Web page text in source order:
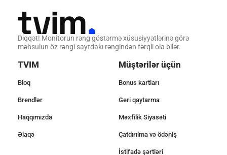
Diqqət! Monitorun rəng göstərmə xüsusiyyətlərinə görə
məhsulun öz rəngi saytdakı rəngindən fərqli ola bilər.
TVIM
Bloq
Brendlər
Haqqımızda
Əlaqə
Müştərilər üçün
Bonus kartları
Geri qaytarma
Məxfilik Siyasəti
Çatdırılma və ödəniş
İstifadə şərtləri